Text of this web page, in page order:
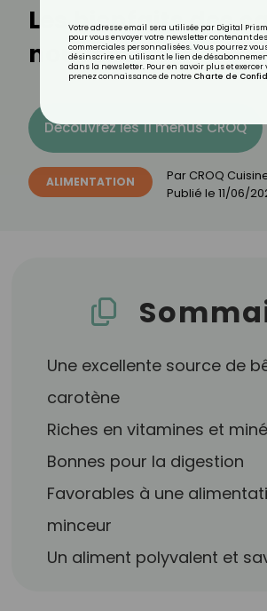
Les bienfaits des
nouvelles
Découvrez les 11 menus CROQ
ALIMENTATION Par CROQ
Publié le 11/06/
Une excellente source de
carotène
Riches en vitamines et
Bonnes pour la digestion
Favorables à une
minceur
Un aliment polyvalent et
Votre adresse email sera utilisée par Digital
pour vous envoyer votre newsletter contenant
commerciales personnalisées. Vous pourrez
désinscrire en utilisant le lien de
dans la newsletter. Pour en savoir plus et exercer
prenez connaissance de notre Charte de